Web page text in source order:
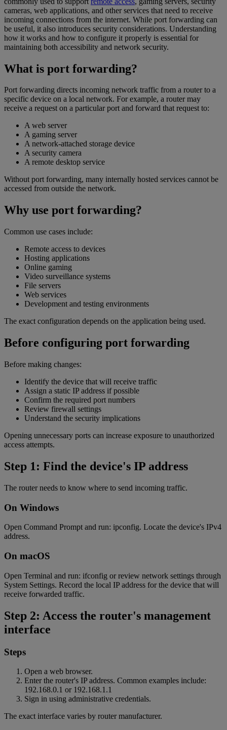
cameras, web applications, and other services that need to receive
incoming connections from the internet. While port forwarding can
be useful, it also introduces security considerations. Understanding
how it works and how to configure it properly is essential for
maintaining both accessibility and network security.
What is port forwarding?
Port forwarding directs incoming network traffic from a router to a
specific device on a local network. For example, a router may
receive a request on a particular port and forward that request to:
A web server
A gaming server
A network-attached storage device
A security camera
A remote desktop service
Without port forwarding, many internally hosted services cannot be
accessed from outside the network.
Why use port forwarding?
Common use cases include:
Remote access to devices
Hosting applications
Online gaming
Video surveillance systems
File servers
Web services
Development and testing environments
The exact configuration depends on the application being used.
Before configuring port forwarding
Before making changes:
Identify the device that will receive traffic
Assign a static IP address if possible
Confirm the required port numbers
Review firewall settings
Understand the security implications
Opening unnecessary ports can increase exposure to unauthorized
access attempts.
Step 1: Find the device's IP address
The router needs to know where to send incoming traffic.
On Windows
Open Command Prompt and run: ipconfig. Locate the device's IPv4
address.
On macOS
Open Terminal and run: ifconfig or review network settings through
System Settings. Record the local IP address for the device that will
receive forwarded traffic.
Step 2: Access the router's management
interface
Steps
Open a web browser.
Enter the router's IP address. Common examples include:
192.168.0.1 or 192.168.1.1
Sign in using administrative credentials.
The exact interface varies by router manufacturer.